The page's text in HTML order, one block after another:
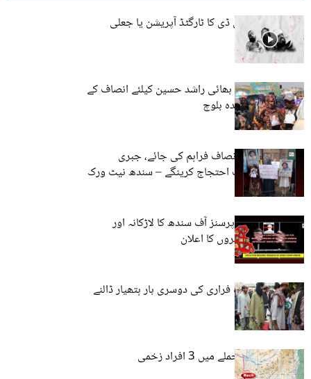
پاکستانی سی ٹی ڈی کا ٹارگٹڈ آپریشن یا جعلی
مقابلے؟
دو سال سے لاپتہ بھائی راشد حسین کیلئے انصاف کے
منتظر ہیں – فریدہ بلوچ
راشد حسین کو انصاف فراہم کی جائے، جبری
گمشدگی کیخلاف احتجاج کرینگے – سندھ نیٹ ورک
وائس فار مسنگ پرسنز آف سندھ کا لاڑکانہ اور
کراچی میں مظاہروں کا اعلان
مبینہ سرنڈر شدہ فراری کی دوسری بار ہتھیار ڈالنے
کی تقریب۔
کیچ : دستی بم حملے میں 3 افراد زخمی